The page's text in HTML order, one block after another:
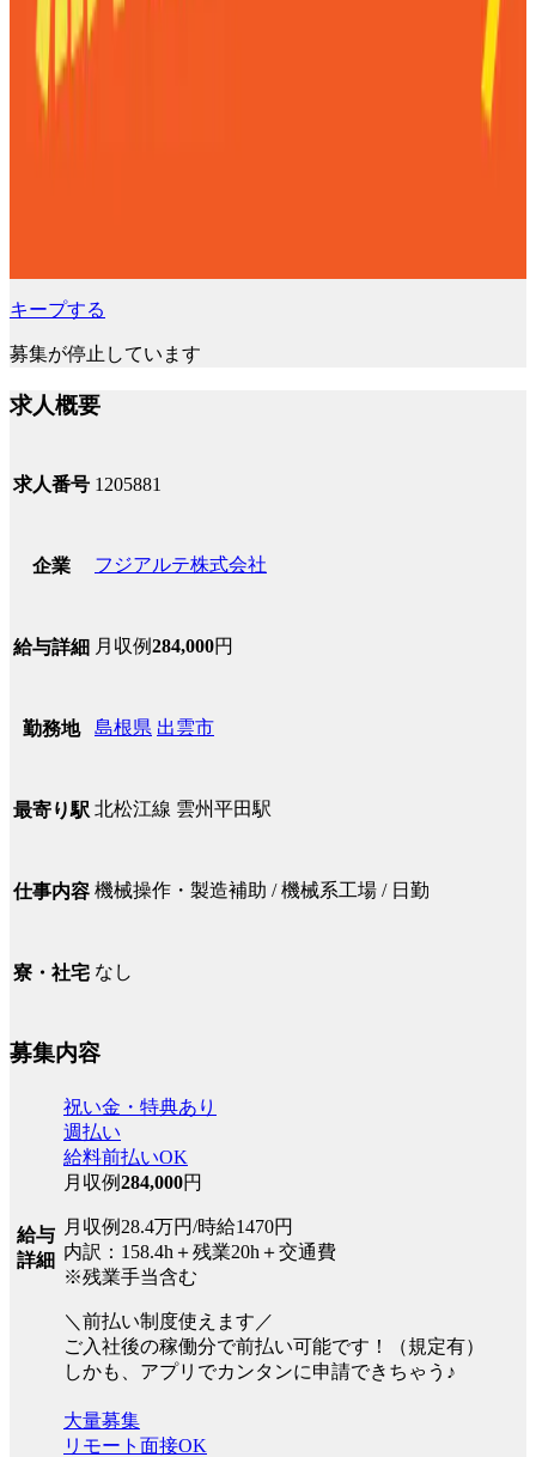
キープする
募集が停止しています
求人概要
求人番号 1205881
企業 フジアルテ株式会社
給与詳細 月収例284,000円
勤務地 島根県 出雲市
最寄り駅 北松江線 雲州平田駅
仕事内容 機械操作・製造補助 / 機械系工場 / 日勤
寮・社宅 なし
募集内容
給与
詳細
祝い金・特典あり
週払い
給料前払いOK
月収例284,000円
月収例28.4万円/時給1470円
内訳：158.4h＋残業20h＋交通費
※残業手当含む
＼前払い制度使えます／
ご入社後の稼働分で前払い可能です！（規定有）
しかも、アプリでカンタンに申請できちゃう♪
大量募集
リモート面接OK